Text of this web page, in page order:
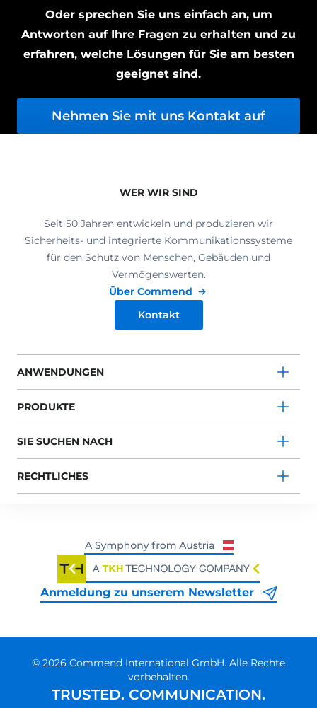
Oder sprechen Sie uns einfach an, um
Antworten auf Ihre Fragen zu erhalten und zu
erfahren, welche Lösungen für Sie am besten
geeignet sind.
Nehmen Sie mit uns Kontakt auf
WER WIR SIND
Seit 50 Jahren entwickeln und produzieren wir
Sicherheits- und integrierte Kommunikationssysteme
für den Schutz von Menschen, Gebäuden und
Vermögenswerten.
Über Commend
Kontakt
ANWENDUNGEN
PRODUKTE
SIE SUCHEN NACH
RECHTLICHES
Anmeldung zu unserem Newsletter
© 2026 Commend International GmbH. Alle Rechte
vorbehalten.
TRUSTED. COMMUNICATION.